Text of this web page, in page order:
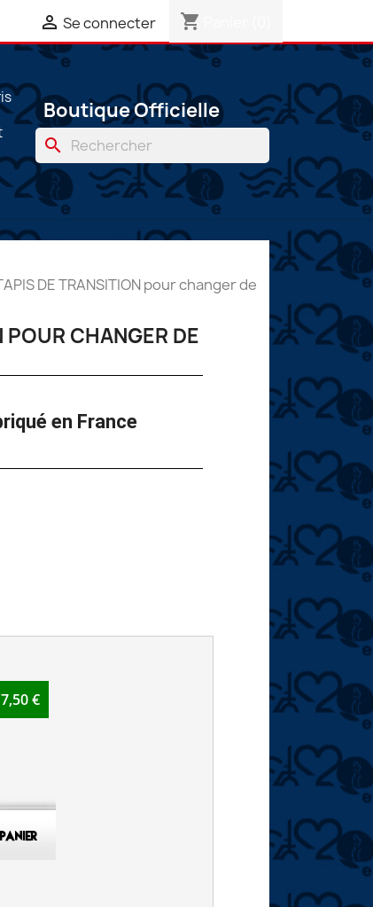
 Se connecter shopping_cart
Boutique Officielle
search
DE TRANSITION pour changer de
CHANGER DE
en France
€